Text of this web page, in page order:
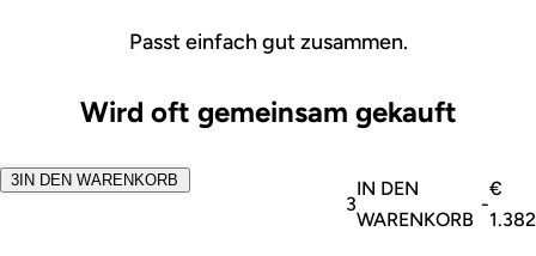
Passt einfach gut zusammen.
Wird oft gemeinsam gekauft
3IN DEN WARENKORB
3
IN DEN
WARENKORB
-
€
1.382